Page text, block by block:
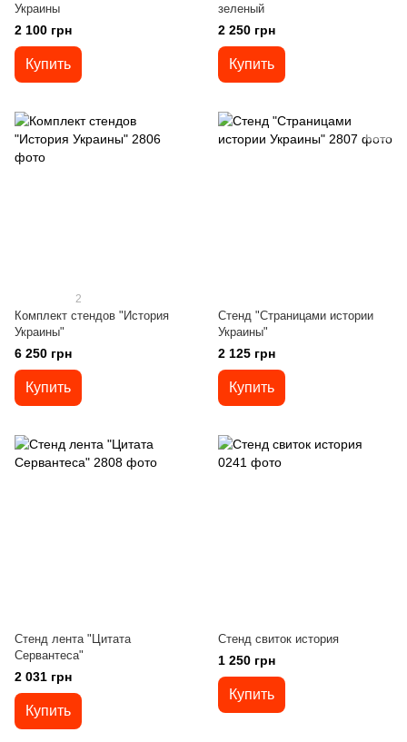
Украины
2 100 грн
Купить
зеленый
2 250 грн
Купить
2
Комплект стендов "История
Украины"
6 250 грн
Купить
Стенд "Страницами истории
Украины"
2 125 грн
Купить
Стенд лента "Цитата
Сервантеса"
2 031 грн
Купить
Стенд свиток история
1 250 грн
Купить